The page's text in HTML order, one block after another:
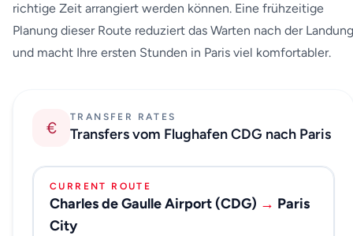
richtige Zeit arrangiert werden können. Eine frühzeitige
Planung dieser Route reduziert das Warten nach der Landung
und macht Ihre ersten Stunden in Paris viel komfortabler.
€
TRANSFER RATES
Transfers vom Flughafen CDG nach Paris
CURRENT ROUTE
Charles de Gaulle Airport (CDG) → Paris
City